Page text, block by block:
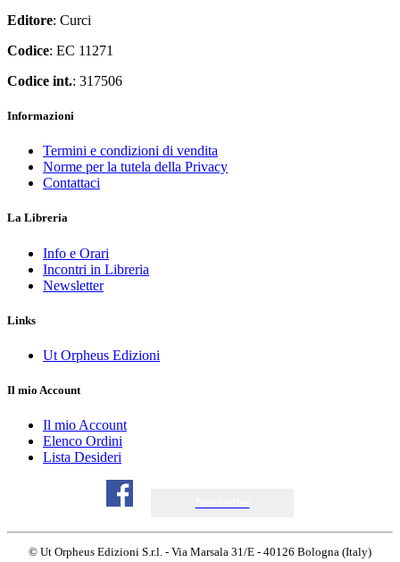
Editore: Curci
Codice: EC 11271
Codice int.: 317506
Informazioni
Termini e condizioni di vendita
Norme per la tutela della Privacy
Contattaci
La Libreria
Info e Orari
Incontri in Libreria
Newsletter
Links
Ut Orpheus Edizioni
Il mio Account
Il mio Account
Elenco Ordini
Lista Desideri
© Ut Orpheus Edizioni S.r.l. - Via Marsala 31/E - 40126 Bologna (Italy)